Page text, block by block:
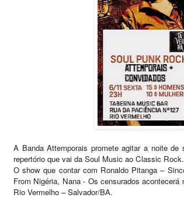
A Banda Attemporais promete agitar a noite
repertório que vai da Soul Music ao Classic Rock.
O show que contar com Ronaldo Pitanga –
From Nigéria, Nana - Os censurados
Rio Vermelho – Salvador/BA.